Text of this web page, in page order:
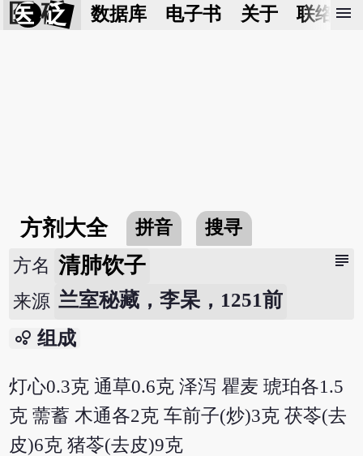
医 砭 数据库 电子书 关于 联络我
menu
方剂大全 拼音 搜寻
subject
方名 清肺饮子
来源 兰室秘藏，李杲，1251前
bubble_chart 组成
灯心0.3克 通草0.6克 泽泻 瞿麦 琥珀各1.5
克 薷蓄 木通各2克 车前子(炒)3克 茯苓(去
皮)6克 猪苓(去皮)9克